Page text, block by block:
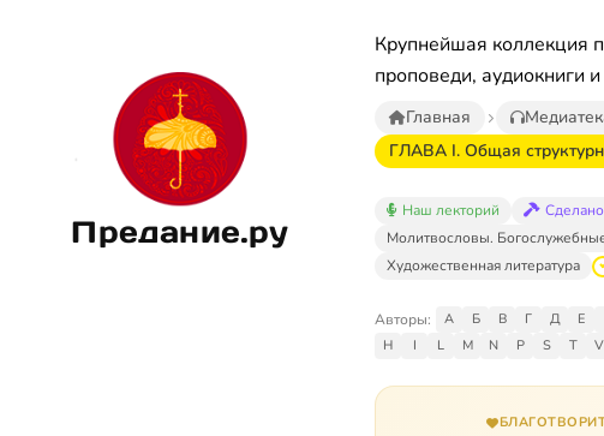
Предание.ру
Крупнейшая коллекция
проповеди, аудиокниги
Главная
ГЛАВА I. Общая
Наш лекторий
Молитвословы.
Художественная литература
Авторы: А Б В Г Д Е
H
I L M N P S T V